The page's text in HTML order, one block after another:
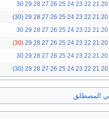
20
21
22
23
24
25
26
27
28
29
30
20
21
22
23
24
25
26
27
28
29
(30)
20
21
22
23
24
25
26
27
28
29
30
20
21
22
23
24
25
26
27
28
29
(30)
20
21
22
23
24
25
26
27
28
29
30
20
21
22
23
24
25
26
27
28
29
(30)
المصطلق